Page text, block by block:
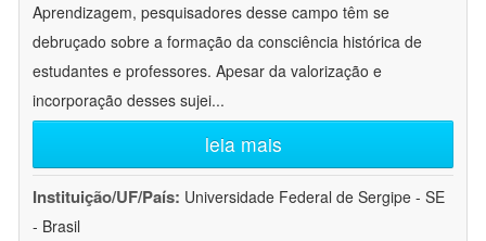
Aprendizagem, pesquisadores desse campo têm se
debruçado sobre a formação da consciência histórica de
estudantes e professores. Apesar da valorização e
incorporação desses sujei...
leia mais
Instituição/UF/País: Universidade Federal de Sergipe - SE
- Brasil